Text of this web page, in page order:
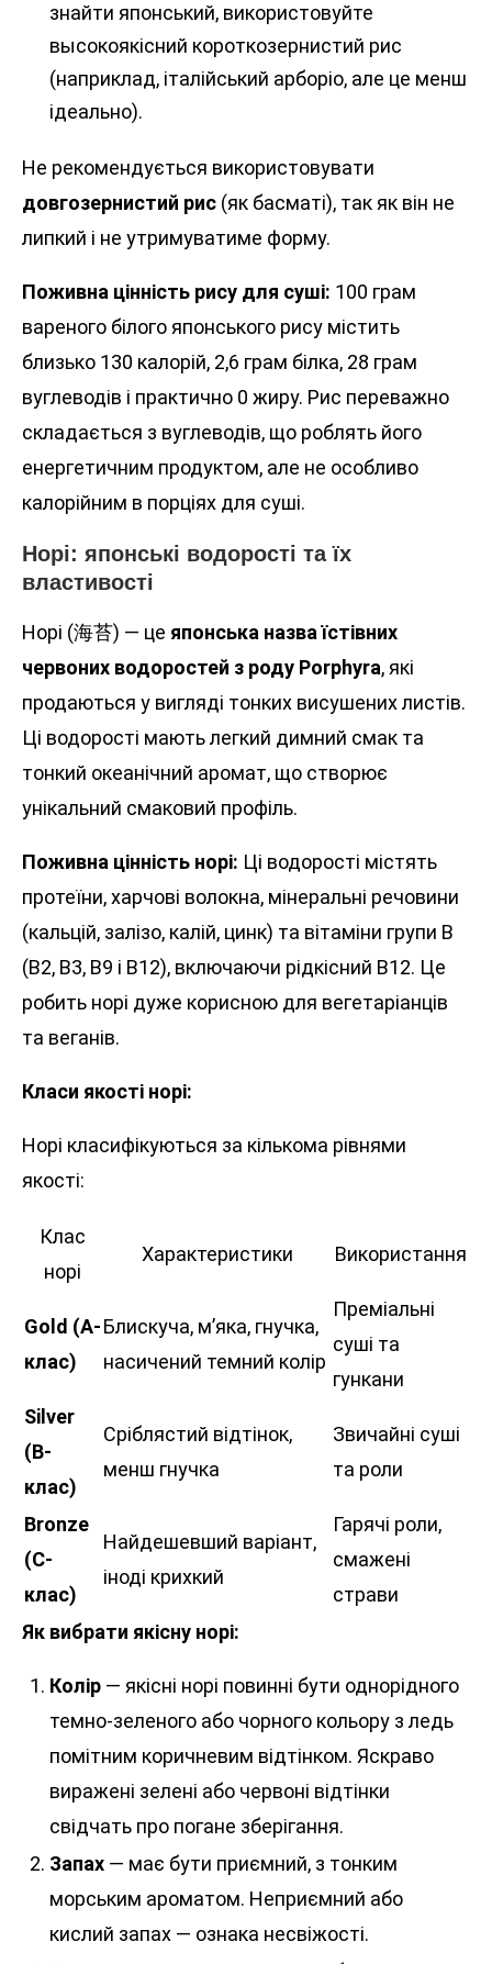
знайти японський, використовуйте
высокоякісний короткозернистий рис
(наприклад, італійський арборіо, але це менш
ідеально).
Не рекомендується використовувати
довгозернистий рис (як басматі), так як він не
липкий і не утримуватиме форму.
Поживна цінність рису для суші: 100 грам
вареного білого японського рису містить
близько 130 калорій, 2,6 грам білка, 28 грам
вуглеводів і практично 0 жиру. Рис переважно
складається з вуглеводів, що роблять його
енергетичним продуктом, але не особливо
калорійним в порціях для суші.
Норі: японські водорості та їх
властивості
Норі (海苔) — це японська назва їстівних
червоних водоростей з роду Porphyra, які
продаються у вигляді тонких висушених листів.
Ці водорості мають легкий димний смак та
тонкий океанічний аромат, що створює
унікальний смаковий профіль.
Поживна цінність норі: Ці водорості містять
протеїни, харчові волокна, мінеральні речовини
(кальцій, залізо, калій, цинк) та вітаміни групи В
(B2, B3, B9 і B12), включаючи рідкісний B12. Це
робить норі дуже корисною для вегетаріанців
та веганів.
Класи якості норі:
Норі класифікуються за кількома рівнями
якості:
Клас
норі
Характеристики Використання
Gold (А-
клас)
Блискуча, м’яка, гнучка,
насичений темний колір
Преміальні
суші та
гункани
Silver
(B-
клас)
Сріблястий відтінок,
менш гнучка
Звичайні суші
та роли
Bronze
(C-
клас)
Найдешевший варіант,
іноді крихкий
Гарячі роли,
смажені
страви
Як вибрати якісну норі:
Колір — якісні норі повинні бути однорідного
темно-зеленого або чорного кольору з ледь
помітним коричневим відтінком. Яскраво
виражені зелені або червоні відтінки
свідчать про погане зберігання.
Запах — має бути приємний, з тонким
морським ароматом. Неприємний або
кислий запах — ознака несвіжості.